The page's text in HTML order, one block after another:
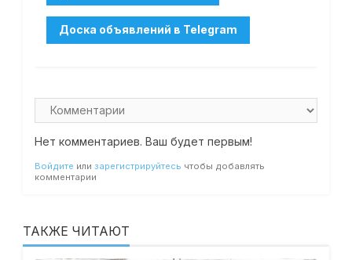
Нет комментариев. Ваш будет первым!
Войдите или зарегистрируйтесь чтобы добавлять
комментарии
ТАКЖЕ ЧИТАЮТ